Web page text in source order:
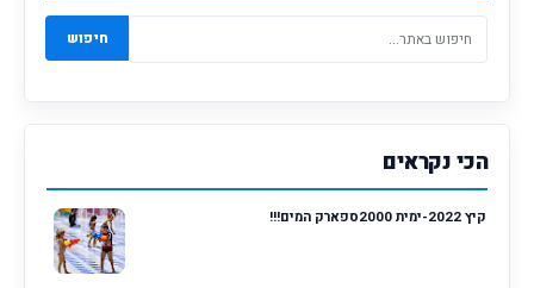
חיפוש
הכי נקראים
קיץ 2022-ימית 2000ספארק המים!!!